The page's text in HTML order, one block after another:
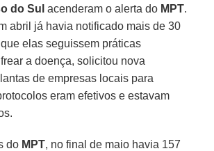
do Sul acenderam o alerta do MPT.
abril já havia notificado mais de 30
elas seguissem práticas
a doença, solicitou nova
de empresas locais para
eram efetivos e estavam
do MPT, no final de maio havia 157